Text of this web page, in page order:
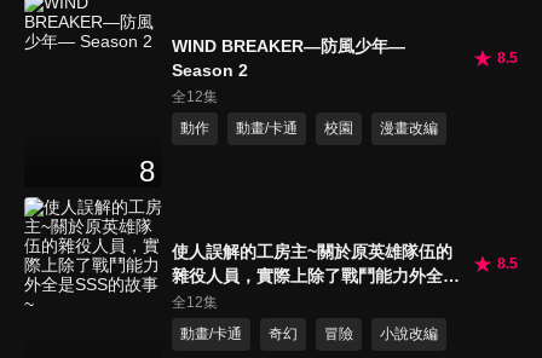
8
WIND BREAKER—防風少年—
Season 2
8.5
全12集
動作
動畫/卡通 校園 漫畫改編
使人誤解的工房主~關於原英雄隊伍的
雜役人員，實際上除了戰鬥能力外全是
SSS的故事~
8.5
全12集
動畫/卡通
奇幻 冒險 小說改編